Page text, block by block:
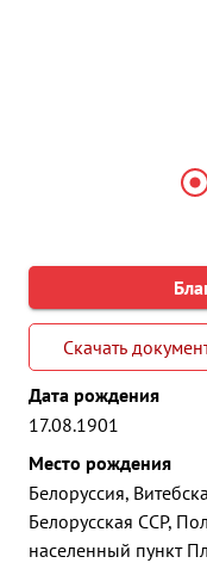
Скачать
Дата рождения
17.08.1901
Место рождения
Белоруссия,
Белорусская ССР,
населенный пункт